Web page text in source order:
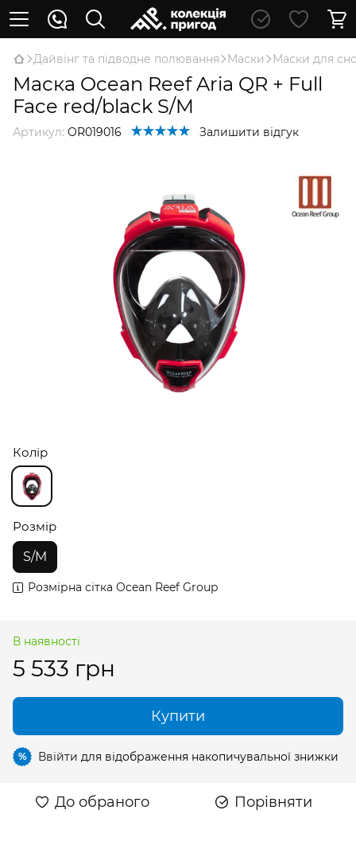
Дайвінг та підводне полювання Маски Маски для
Маска Ocean Reef Aria QR + Full
Face red/black S/M
Артикул: OR019016 Залишити відгук
Колір
Розмір
S/M
Розмірна сітка Ocean Reef Group
В наявності
5 533 грн
Купити
% Ввійти для відображення накопичувальної знижки
До обраного Порівняти